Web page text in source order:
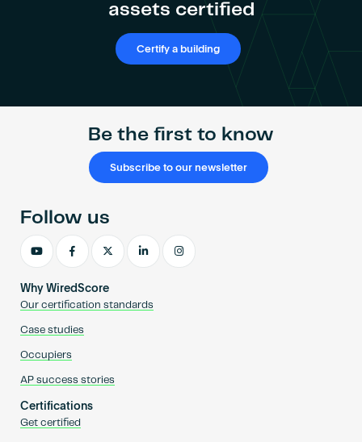
assets certified
Certify a building
Be the first to know
Subscribe to our newsletter
Why WiredScore
Our certification standards
Case studies
Occupiers
AP success stories
Certifications
Get certified
Follow us